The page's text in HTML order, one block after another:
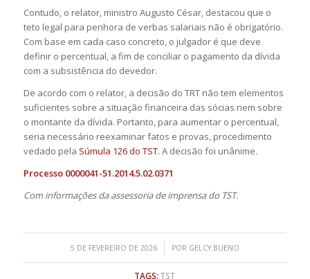
Contudo, o relator, ministro Augusto César, destacou que o
teto legal para penhora de verbas salariais não é obrigatório.
Com base em cada caso concreto, o julgador é que deve
definir o percentual, a fim de conciliar o pagamento da dívida
com a subsistência do devedor.
De acordo com o relator, a decisão do TRT não tem elementos
suficientes sobre a situação financeira das sócias nem sobre
o montante da dívida. Portanto, para aumentar o percentual,
seria necessário reexaminar fatos e provas, procedimento
vedado pela Súmula 126 do TST. A decisão foi unânime.
Processo 0000041-51.2014.5.02.0371
Com informações da assessoria de imprensa do TST.
5 DE FEVEREIRO DE 2026
/ POR GELCY BUENO
TAGS: TST